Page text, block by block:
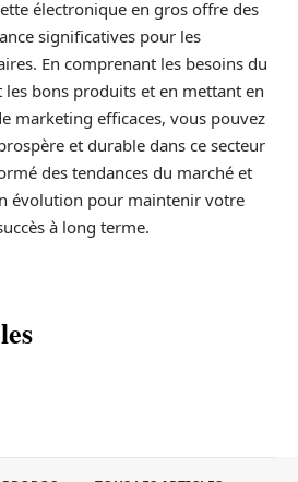
électronique en gros offre des
significatives pour les
En comprenant les besoins du
les bons produits et en mettant en
marketing efficaces, vous pouvez
et durable dans ce secteur
des tendances du marché et
évolution pour maintenir votre
à long terme.